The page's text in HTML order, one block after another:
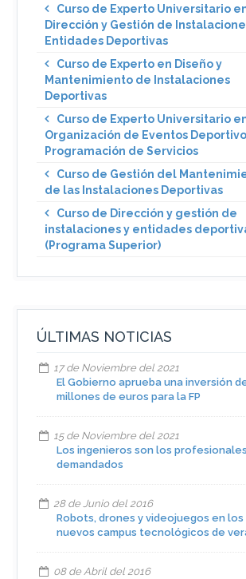
Curso de Experto Universitario
Dirección y Gestión de
Entidades Deportivas
Curso de Experto en Diseño y
Mantenimiento de Instalaciones
Deportivas
Curso de Experto Universitario
Organización de Eventos
Programación de Servicios
Curso de Gestión del
de las Instalaciones Deportivas
Curso de Dirección y gestión de
instalaciones y entidades
(Programa Superior)
ÚLTIMAS NOTICIAS
17 de Noviembre del 2021
El Gobierno aprueba una inversión
millones de euros para la FP
15 de Noviembre del 2021
Los ingenieros son los
demandados
28 de Junio del 2016
Robots, drones y videojuegos en los
nuevos campus tecnológicos de
08 de Abril del 2016